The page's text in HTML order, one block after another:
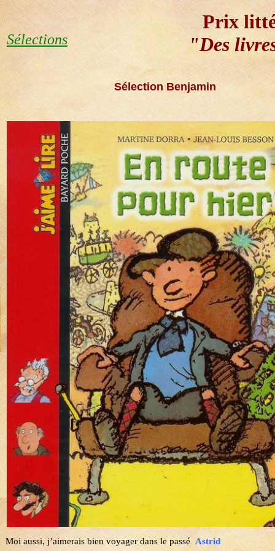
Sélections
Prix
"Des
Sélection Benjamin
Moi aussi, j’aimerais bien voyager dans le passé Astrid